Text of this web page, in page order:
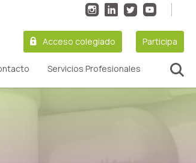
Acceso colegiado Participa
Servicios Profesionales